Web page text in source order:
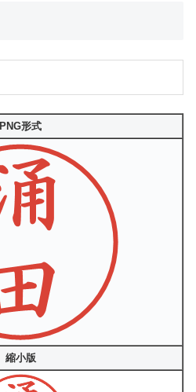
PNG形式
縮小版